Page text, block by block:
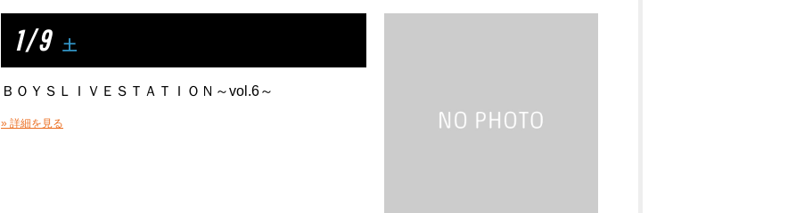
1 / 9 土
ＢＯＹＳＬＩＶＥＳＴＡＴＩＯＮ～vol.6～
» 詳細を見る